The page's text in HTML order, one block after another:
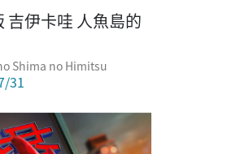
吉伊卡哇 人魚島的
Shima no Himitsu
31